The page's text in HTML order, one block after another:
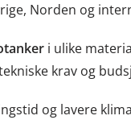
Norden og
i ulike
krav og
og lavere